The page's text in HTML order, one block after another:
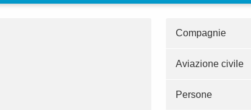
Compagnie
Aviazione civile
Persone